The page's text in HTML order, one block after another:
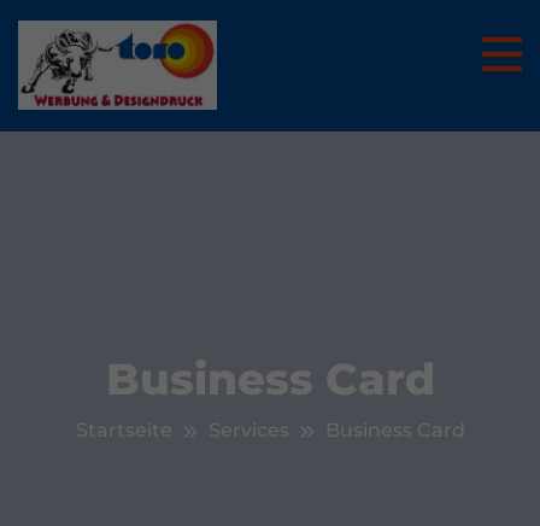
Business Card
Startseite Services Business Card